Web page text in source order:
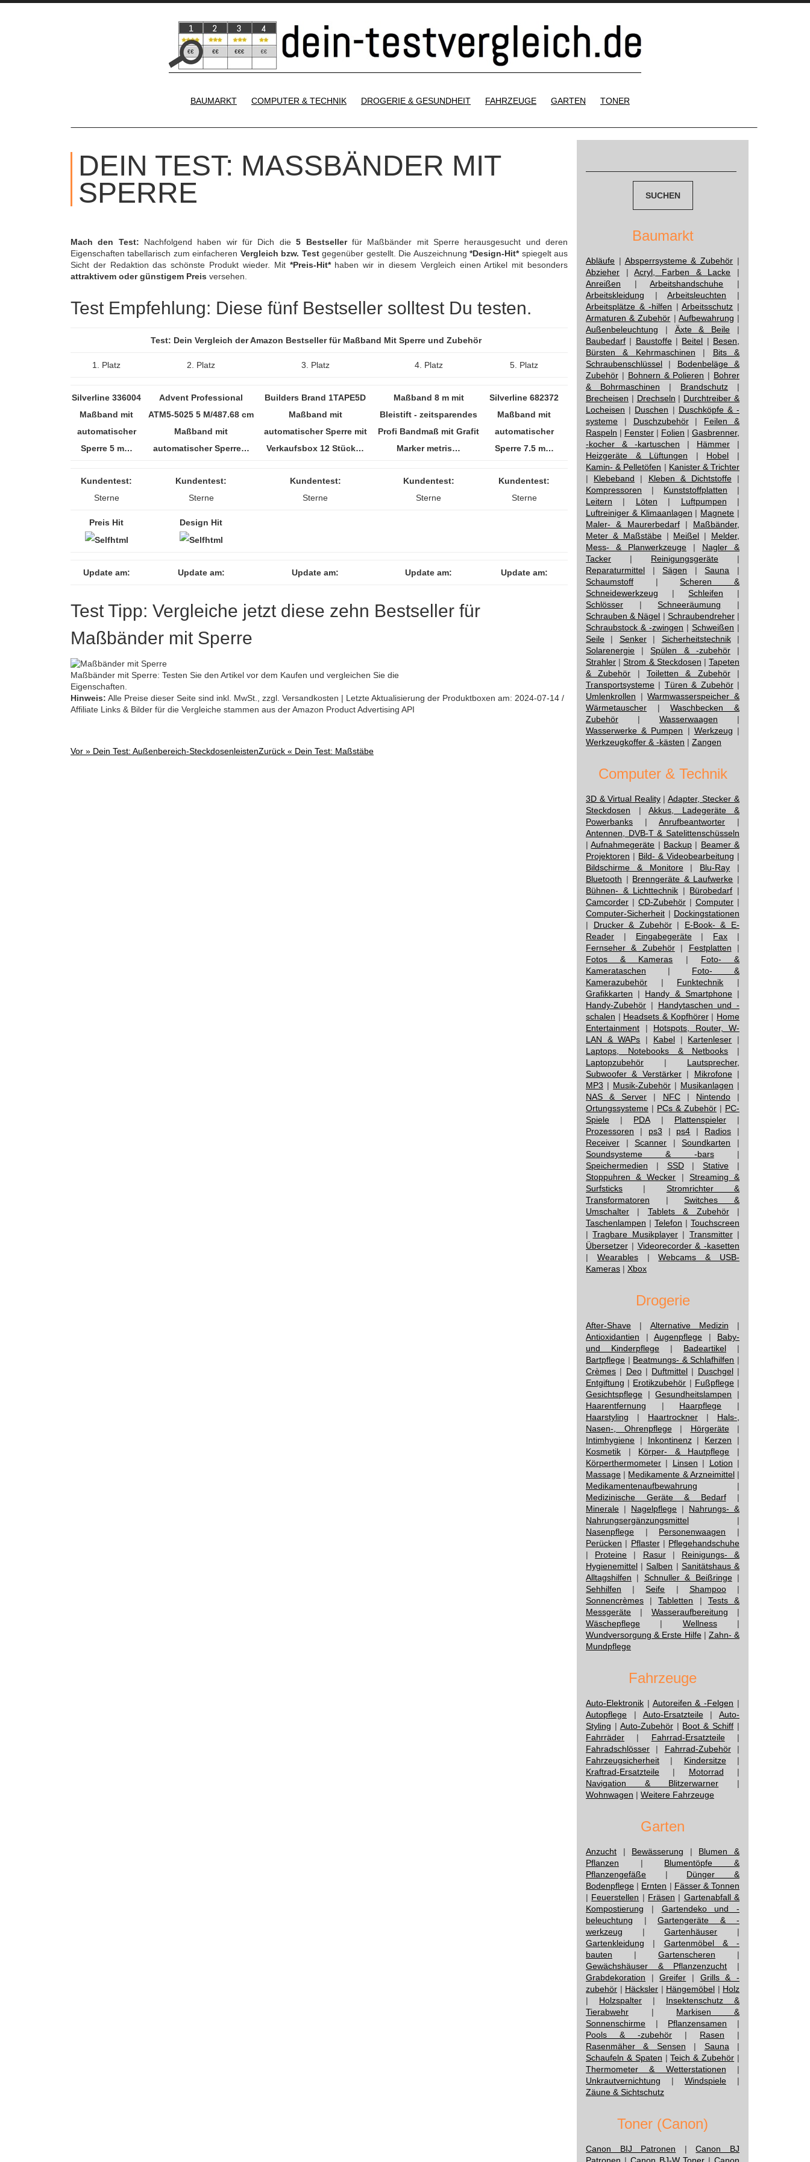
BAUMARKT
COMPUTER & TECHNIK DROGERIE & GESUNDHEIT FAHRZEUGE GARTEN TONER
DEIN TEST: MASSBÄNDER MIT S
PERRE
Mach den Test: Nachfolgend haben wir für Dich die5 Bestsellerfür Maßbänder mit Sperre herausgesucht und deren
Eigenschaften tabellarisch zum einfacheren Vergleich bzw. Testgegenüber gestellt. Die Auszeichnung*Design-Hit*spiegelt aus
Sicht der Redaktion das schönste Produkt wieder. Mit *Preis-Hit*haben wir in diesem Vergleich einen Artikel mit besonders
attraktivem oder günstigem Preis versehen.
Test Empfehlung: Diese fünf Bestseller solltest Du testen.
Test: Dein Vergleich der Amazon Bestseller für Maßband Mit Sperre und Zubehör
1. Platz 2. Platz 3. Platz 4. Platz 5. Platz
Silverline 336004
Maßband mit
automatischer
Sperre 5 m…
Advent Professional
ATM5-5025 5 M/487.68 cm
Maßband mit
automatischer Sperre…
Builders Brand 1TAPE5D
Maßband mit
automatischer Sperre mit
Verkaufsbox 12 Stück…
Maßband 8 m mit
Bleistift - zeitsparendes
Profi Bandmaß mit Grafit
Marker metris…
Silverline 682372
Maßband mit
automatischer
Sperre 7.5 m…
Kundentest:
Sterne
Kundentest:
Sterne
Kundentest:
Sterne
Kundentest:
Sterne
Kundentest:
Sterne
Preis Hit Design Hit
Update am: Update am: Update am: Update am: Update am:
Test Tipp: Vergleiche jetzt diese zehn Bestseller für
Maßbänder mit Sperre
Maßbänder mit Sperre: Testen Sie den Artikel vor dem Kaufen und vergleichen Sie die
Eigenschaften.
Hinweis: Alle Preise dieser Seite sind inkl. MwSt., zzgl. Versandkosten | Letzte Aktualisierung der Produktboxen am: 2024-07-14 /
Affiliate Links & Bilder für die Vergleiche stammen aus der Amazon Product Advertising API
Post
Vor » Dein Test: Außenbereich-SteckdosenleistenZurück « Dein Test: Maßstäbe
Baumarkt
Abläufe | Absperrsysteme & Zubehör |
Abzieher |Acryl, Farben & Lacke |
Anreißen |Arbeitshandschuhe |
Arbeitskleidung |Arbeitsleuchten |
Arbeitsplätze & -hilfen |Arbeitsschutz |
Armaturen & Zubehör | Aufbewahrung |
Außenbeleuchtung | Äxte & Beile |
Baubedarf | Baustoffe| Beitel | Besen,
Bürsten & Kehrmaschinen | Bits &
Schraubenschlüssel | Bodenbeläge &
Zubehör | Bohnern & Polieren | Bohrer
& Bohrmaschinen | Brandschutz |
Brecheisen | Drechseln | Durchtreiber &
Locheisen | Duschen | Duschköpfe & -
systeme | Duschzubehör| Feilen &
Raspeln | Fenster | Folien | Gasbrenner,
-kocher & -kartuschen | Hämmer |
Heizgeräte & Lüftungen | Hobel |
Kamin- & Pelletöfen | Kanister & Trichter
| Klebeband | Kleben & Dichtstoffe|
Kompressoren | Kunststoffplatten |
Leitern | Löten | Luftpumpen |
Luftreiniger & Klimaanlagen | Magnete |
Maler- & Maurerbedarf| Maßbänder,
Meter & Maßstäbe| Meißel | Melder,
Mess- & Planwerkzeuge | Nagler &
Tacker | Reinigungsgeräte |
Reparaturmittel |Sägen |Sauna |
Schaumstoff |Scheren &
Schneidewerkzeug | Schleifen |
Schlösser |Schneeräumung |
Schrauben & Nägel | Schraubendreher|
Schraubstock & -zwingen | Schweißen |
Seile | Senker| Sicherheitstechnik|
Solarenergie |Spülen & -zubehör|
Strahler |Strom & Steckdosen |Tapeten
& Zubehör |Toiletten & Zubehör|
Transportsysteme | Türen & Zubehör|
Umlenkrollen |Warmwasserspeicher &
Wärmetauscher |Waschbecken &
Zubehör | Wasserwaagen |
Wasserwerke & Pumpen | Werkzeug |
Werkzeugkoffer & -kästen | Zangen
Computer & Technik
3D & Virtual Reality| Adapter, Stecker &
Steckdosen | Akkus, Ladegeräte &
Powerbanks | Anrufbeantworter |
Antennen, DVB-T & Satelittenschüsseln
|Aufnahmegeräte | Backup | Beamer &
Projektoren | Bild- & Videobearbeitung |
Bildschirme & Monitore| Blu-Ray |
Bluetooth | Brenngeräte & Laufwerke |
Bühnen- & Lichttechnik | Bürobedarf |
Camcorder | CD-Zubehör | Computer |
Computer-Sicherheit | Dockingstationen
| Drucker & Zubehör| E-Book- & E-
Reader | Eingabegeräte| Fax |
Fernseher & Zubehör| Festplatten |
Fotos & Kameras | Foto- &
Kamerataschen | Foto- &
Kamerazubehör | Funktechnik |
Grafikkarten | Handy & Smartphone|
Handy-Zubehör | Handytaschen und -
schalen | Headsets & Kopfhörer| Home
Entertainment | Hotspots, Router, W-
LAN & WAPs | Kabel| Kartenleser |
Laptops, Notebooks & Netbooks |
Laptopzubehör | Lautsprecher,
Subwoofer & Verstärker| Mikrofone|
MP3 | Musik-Zubehör | Musikanlagen |
NAS & Server | NFC| Nintendo|
Ortungssysteme | PCs & Zubehör | PC-
Spiele | PDA| Plattenspieler|
Prozessoren | ps3 | ps4 | Radios |
Receiver |Scanner |Soundkarten |
Soundsysteme & -bars|
Speichermedien | SSD|Stative |
Stoppuhren & Wecker | Streaming &
Surfsticks | Stromrichter &
Transformatoren |Switches &
Umschalter | Tablets & Zubehör|
Taschenlampen | Telefon | Touchscreen
|Tragbare Musikplayer| Transmitter|
Übersetzer | Videorecorder & -kasetten
| Wearables|Webcams & USB-
Kameras | Xbox
Drogerie
After-Shave | Alternative Medizin |
Antioxidantien | Augenpflege | Baby-
und Kinderpflege | Badeartikel |
Bartpflege | Beatmungs- & Schlafhilfen |
Crèmes | Deo| Duftmittel | Duschgel|
Entgiftung | Erotikzubehör | Fußpflege|
Gesichtspflege |Gesundheitslampen |
Haarentfernung | Haarpflege |
Haarstyling | Haartrockner | Hals-,
Nasen-, Ohrenpflege| Hörgeräte|
Intimhygiene | Inkontinenz| Kerzen |
Kosmetik | Körper- & Hautpflege |
Körperthermometer | Linsen | Lotion |
Massage | Medikamente & Arzneimittel|
Medikamentenaufbewahrung |
Medizinische Geräte & Bedarf|
Minerale | Nagelpflege | Nahrungs- &
Nahrungsergänzungsmittel |
Nasenpflege | Personenwaagen |
Perücken | Pflaster| Pflegehandschuhe
| Proteine | Rasur| Reinigungs- &
Hygienemittel |Salben | Sanitätshaus &
Alltagshilfen | Schnuller & Beißringe|
Sehhilfen |Seife | Shampoo|
Sonnencrèmes |Tabletten | Tests &
Messgeräte | Wasseraufbereitung |
Wäschepflege | Wellness|
Wundversorgung & Erste Hilfe| Zahn- &
Mundpflege
Fahrzeuge
Auto-Elektronik | Autoreifen & -Felgen |
Autopflege | Auto-Ersatzteile| Auto-
Styling | Auto-Zubehör| Boot & Schiff |
Fahrräder | Fahrrad-Ersatzteile|
Fahradschlösser | Fahrrad-Zubehör|
Fahrzeugsicherheit | Kindersitze|
Kraftrad-Ersatzteile | Motorrad |
Navigation & Blitzerwarner |
Wohnwagen | Weitere Fahrzeuge
Garten
Anzucht | Bewässerung | Blumen &
Pflanzen | Blumentöpfe &
Pflanzengefäße | Dünger &
Bodenpflege | Ernten | Fässer & Tonnen
| Feuerstellen | Fräsen | Gartenabfall &
Kompostierung | Gartendeko und -
beleuchtung | Gartengeräte & -
werkzeug |Gartenhäuser |
Gartenkleidung | Gartenmöbel & -
bauten | Gartenscheren |
Gewächshäuser & Pflanzenzucht |
Grabdekoration |Greifer | Grills & -
zubehör | Häcksler | Hängemöbel | Holz
| Holzspalter | Insektenschutz &
Tierabwehr | Markisen &
Sonnenschirme | Pflanzensamen |
Pools & -zubehör | Rasen |
Rasenmäher & Sensen | Sauna |
Schaufeln & Spaten |Teich & Zubehör |
Thermometer & Wetterstationen |
Unkrautvernichtung | Windspiele |
Zäune & Sichtschutz
Toner (Canon)
Canon BIJ Patronen |Canon BJ